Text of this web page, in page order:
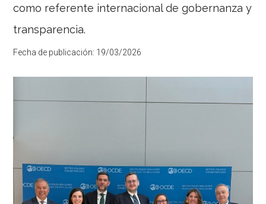
la
Zona
un
como referente internacional de gobernanza y
transparencia.
Fecha de publicación: 19/03/2026